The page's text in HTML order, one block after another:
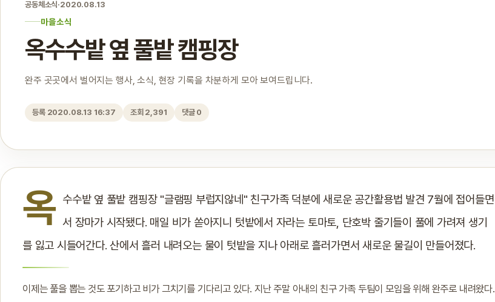
공동체소식·2020.08.13
마을소식
옥수수밭 옆 풀밭 캠핑장
완주 곳곳에서 벌어지는 행사, 소식, 현장 기록을 차분하게 모아 보여드립니다.
등록 2020.08.13 16:37 조회 2,391 댓글 0
옥 수수밭 옆 풀밭 캠핑장 "글램핑 부럽지않네" 친구가족 덕분에 새로운 공간활용법 발견 7월에 접어들면
서 장마가 시작됐다. 매일 비가 쏟아지니 텃밭에서 자라는 토마토, 단호박 줄기들이 풀에 가려져 생기
를 잃고 시들어간다. 산에서 흘러 내려오는 물이 텃밭을 지나 아래로 흘러가면서 새로운 물길이 만들어졌다.
이제는 풀을 뽑는 것도 포기하고 비가 그치기를 기다리고 있다. 지난 주말 아내의 친구 가족 두팀이 모임을 위해 완주로 내려왔다.